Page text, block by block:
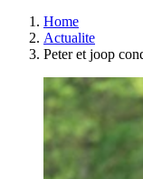
Home
Actualite
Peter et joop